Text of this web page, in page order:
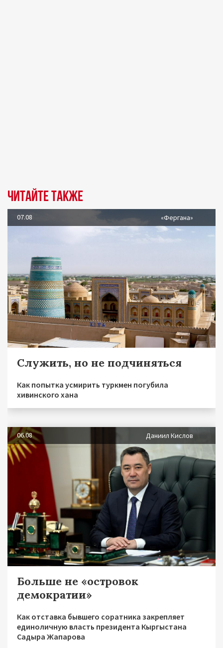
Читайте также
07.08 «Фергана»
Служить, но не подчиняться
Как попытка усмирить туркмен погубила
хивинского хана
06.08 Даниил Кислов
Больше не «островок
демократии»
Как отставка бывшего соратника закрепляет
единоличную власть президента Кыргыстана
Садыра Жапарова